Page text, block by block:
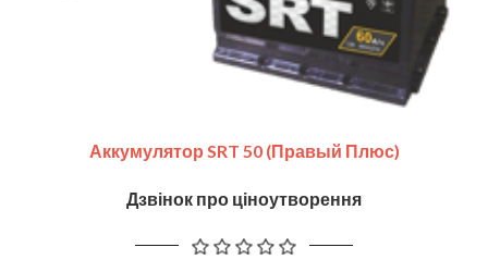
Аккумулятор SRT 50 (правый Плюс)
Дзвінок про ціноутворення